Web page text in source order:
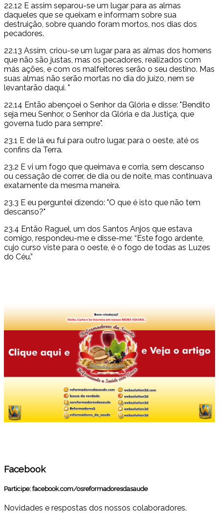
22.12 E assim separou-se um lugar para as almas
daqueles que se queixam e informam sobre sua
destruição, sobre quando foram mortos, nos dias dos
pecadores.
22.13 Assim, criou-se um lugar para as almas dos homens
que não são justas, mas os pecadores, realizados com
más ações, e com os malfeitores serão o seu destino. Mas
suas almas não serão mortas no dia do juízo, nem se
levantarão daqui. "
22.14 Então abençoei o Senhor da Glória e disse: "Bendito
seja meu Senhor, o Senhor da Glória e da Justiça, que
governa tudo para sempre".
23.1 E de lá eu fui para outro lugar, para o oeste, até os
confins da Terra.
23.2 E vi um fogo que queimava e corria, sem descanso
ou cessação de correr, de dia ou de noite, mas continuava
exatamente da mesma maneira.
23.3 E eu perguntei dizendo: "O que é isto que não tem
descanso?"
23.4 Então Raguel, um dos Santos Anjos que estava
comigo, respondeu-me e disse-me: “Este fogo ardente,
cujo curso viste para o oeste, é o fogo de todas as Luzes
do Céu.”
Facebook
Participe: facebook.com/osreformadoresdasaude
Novidades e respostas dos nossos colaboradores.